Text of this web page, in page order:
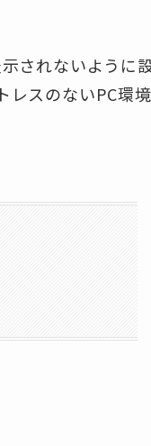
されないように
レスのないPC環